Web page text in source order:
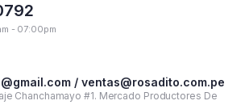
- 07:00pm
/ ventas@rosadito.com.pe
Chanchamayo #1. Mercado Productores De